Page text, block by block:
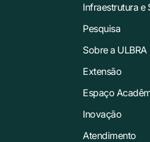
Infraestrutura e
Pesquisa
Sobre a ULBRA
Extensão
Espaço
Inovação
Atendimento